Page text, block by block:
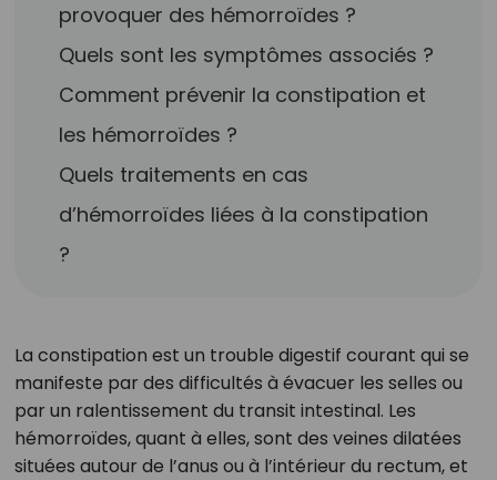
provoquer des hémorroïdes ?
Quels sont les symptômes associés ?
Comment prévenir la constipation et
les hémorroïdes ?
Quels traitements en cas
d’hémorroïdes liées à la constipation
?
La constipation est un trouble digestif courant qui se
manifeste par des difficultés à évacuer les selles ou
par un ralentissement du transit intestinal. Les
hémorroïdes, quant à elles, sont des veines dilatées
situées autour de l’anus ou à l’intérieur du rectum, et